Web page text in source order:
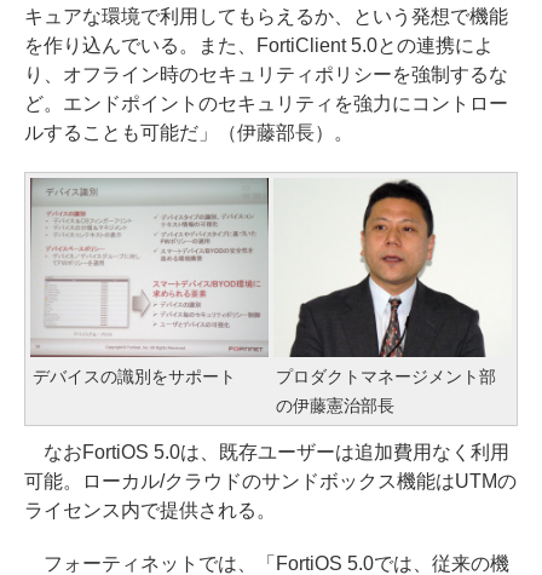
キュアな環境で利用してもらえるか、という発想で機能
を作り込んでいる。また、FortiClient 5.0との連携によ
り、オフライン時のセキュリティポリシーを強制するな
ど。エンドポイントのセキュリティを強力にコントロー
ルすることも可能だ」（伊藤部長）。
デバイスの識別をサポート
プロダクトマネージメント部
の伊藤憲治部長
なおFortiOS 5.0は、既存ユーザーは追加費用なく利用
可能。ローカル/クラウドのサンドボックス機能はUTMの
ライセンス内で提供される。
フォーティネットでは、「FortiOS 5.0では、従来の機